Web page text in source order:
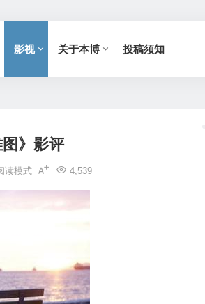
影视 关于本博 投稿须知
》影评
4,539
读模式